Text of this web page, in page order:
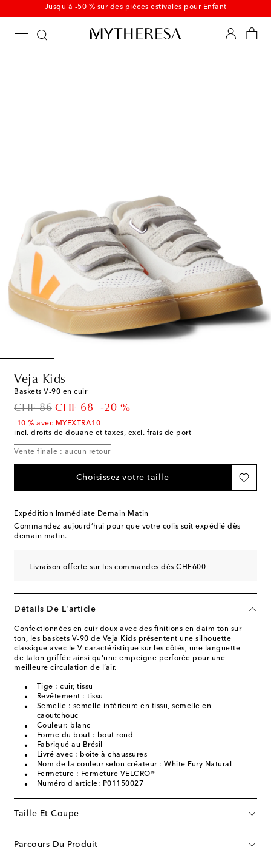
Dès maintenant, soldes d'été Enfant
Veja Kids
Baskets V-90 en cuir
CHF 86
original price
CHF 68
discount price
-20 %
-10 % avec MYEXTRA10
incl. droits de douane et taxes, excl. frais de port
Vente finale : aucun retour
Choisissez votre taille
Expédition Immédiate Demain Matin
Commandez aujourd’hui pour que votre colis soit expédié dès
demain matin.
Livraison offerte sur les commandes dès CHF600
Détails De L'article
Confectionnées en cuir doux avec des finitions en daim ton sur
ton, les baskets V-90 de Veja Kids présentent une silhouette
classique avec le V caractéristique sur les côtés, une languette
de talon griffée ainsi qu'une empeigne perforée pour une
meilleure circulation de l’air.
Tige : cuir, tissu
Revêtement : tissu
Semelle : semelle intérieure en tissu, semelle en
caoutchouc
Couleur: blanc
Forme du bout : bout rond
Fabriqué au Brésil
Livré avec : boîte à chaussures
Nom de la couleur selon créateur : White Fury Natural
Fermeture : Fermeture VELCRO®
Numéro d'article: P01150027
Taille Et Coupe
Parcours Du Produit